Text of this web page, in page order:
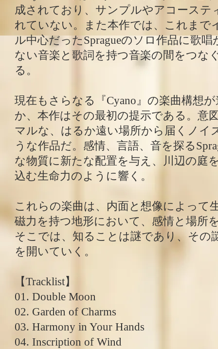
成されており、サンプルやアコーステ
れていない。また本作では、これまで
ル中心だったSpragueのソロ作品に歌
ない音楽と歌詞を持つ音楽の間をつな
る。
現在もさらなる『Cyano』の楽曲構想
か、本作はその最初の提示である。意
マルな、はるか遠い場所から届くノイ
うな作品だ。感情、言語、音を探る
な物質に新たな配置を与え、川辺の庭
込む生命力のように響く。
これらの楽曲は、内面と想像によって
磁力を持つ地形において、感情と場所
そこでは、知ることは謎であり、その
を開いていく。
【Tracklist】
01. Double Moon
02. Garden of Charms
03. Harmony in Your Hands
04. Inscription of Wind